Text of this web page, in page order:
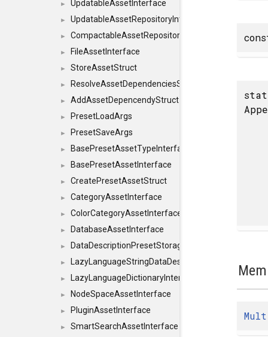
► UpdatableAssetInterface
► UpdatableAssetRepositoryInterface
► CompactableAssetRepositoryInterface
► FileAssetInterface
► StoreAssetStruct
► ResolveAssetDependenciesStruct
► AddAssetDepencendyStruct
► PresetLoadArgs
► PresetSaveArgs
► BasePresetAssetTypeInterface
► BasePresetAssetInterface
► CreatePresetAssetStruct
► CategoryAssetInterface
► ColorCategoryAssetInterface
► DatabaseAssetInterface
► DataDescriptionPresetStorageInterface
►
► LazyLanguageDictionaryInterface
► NodeSpaceAssetInterface
► PluginAssetInterface
► SmartSearchAssetInterface